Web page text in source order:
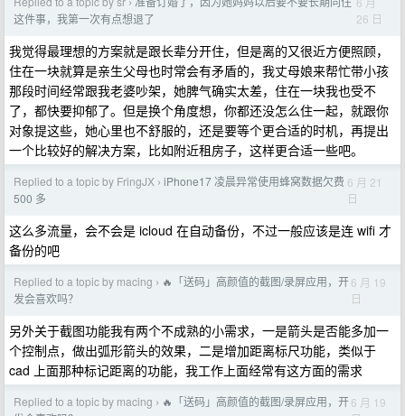
›
这件事，我第一次有点想退了
26 日
我觉得最理想的方案就是跟长辈分开住，但是离的又很近方便照顾，
住在一块就算是亲生父母也时常会有矛盾的，我丈母娘来帮忙带小孩
那段时间经常跟我老婆吵架，她脾气确实太差，住在一块我也受不
了，都快要抑郁了。但是换个角度想，你都还没怎么住一起，就跟你
对象提这些，她心里也不舒服的，还是要等个更合适的时机，再提出
一个比较好的解决方案，比如附近租房子，这样更合适一些吧。
Replied to a topic by FringJX › iPhone17 凌晨异常使用蜂窝数据欠费
500 多
6 月 21
日
这么多流量，会不会是 icloud 在自动备份，不过一般应该是连 wifi 才
备份的吧
Replied to a topic by macing › 🔥「送码」高颜值的截图/录屏应用，开
发会喜欢吗？
6 月 19
日
另外关于截图功能我有两个不成熟的小需求，一是箭头是否能多加一
个控制点，做出弧形箭头的效果，二是增加距离标尺功能，类似于
cad 上面那种标记距离的功能，我工作上面经常有这方面的需求
Replied to a topic by macing › 🔥「送码」高颜值的截图/录屏应用，开6 月 19